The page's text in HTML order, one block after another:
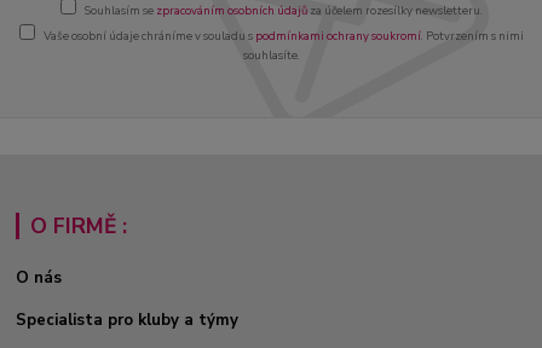
Souhlasím se zpracováním osobních údajůza účelem rozesílky newsletteru.
Vaše osobní údaje chráníme v souladu s podmínkami ochrany soukromí. Potvrzením s nimi
souhlasíte.
O FIRMĚ :
O nás
Specialista pro kluby a týmy